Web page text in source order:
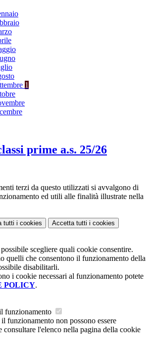
1
prime a.s. 25/26
terzi da questo utilizzati si avvalgono di
ed utili alle finalità illustrate nella
tutti i cookies Accetta tutti i cookies
scegliere quali cookie consentire.
quelli che consentono il funzionamento della
disabilitarli.
i cookie necessari al funzionamento potete
POLICY.
funzionamento
funzionamento non possono essere
consultare l'elenco nella pagina della cookie